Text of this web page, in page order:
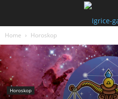
Home Horoskop
Horoskop